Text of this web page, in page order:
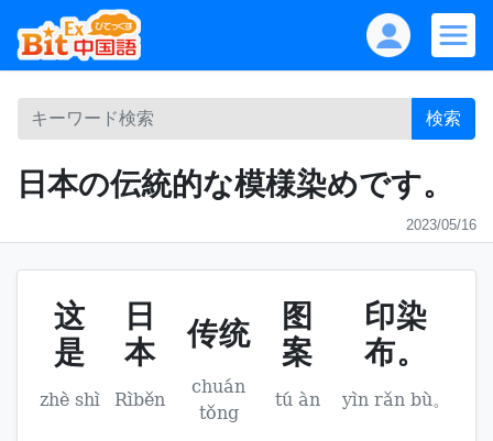
検索
日本の伝統的な模様染めです。
2023/05/16
这
是
日
本
传统
图
案
印染
布。
zhè shì Rìběn
chuán
tǒng
tú àn yìn rǎn bù。